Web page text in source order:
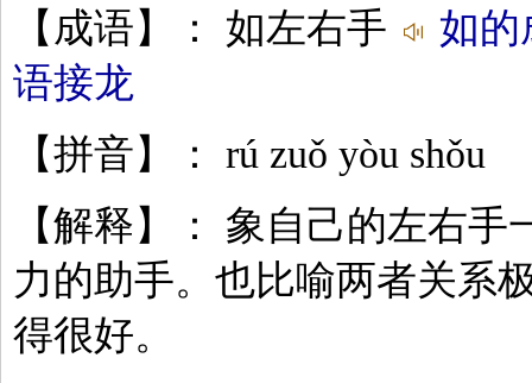
【成语】： 如左右手
如的
语接龙
【拼音】： rú zuǒ yòu shǒu
【解释】： 象自己的左右手
力的助手。也比喻两者关系
得很好。